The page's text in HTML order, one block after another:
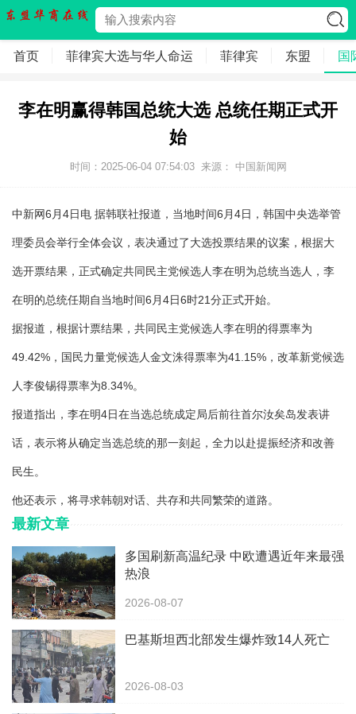
首页 菲律宾大选与华人命运 菲律宾 东盟 国
李在明赢得韩国总统大选 总统任期正式开
始
时间：2025-06-04 07:54:03 来源： 中国新闻网
中新网6月4日电 据韩联社报道，当地时间6月4日，韩国中央选举管
理委员会举行全体会议，表决通过了大选投票结果的议案，根据大
选开票结果，正式确定共同民主党候选人李在明为总统当选人，李
在明的总统任期自当地时间6月4日6时21分正式开始。
据报道，根据计票结果，共同民主党候选人李在明的得票率为
49.42%，国民力量党候选人金文洙得票率为41.15%，改革新党候选
人李俊锡得票率为8.34%。
报道指出，李在明4日在当选总统成定局后前往首尔汝矣岛发表讲
话，表示将从确定当选总统的那一刻起，全力以赴提振经济和改善
民生。
他还表示，将寻求韩朝对话、共存和共同繁荣的道路。
最新文章
多国刷新高温纪录 中欧遭遇近年来最强
热浪
2026-08-07
巴基斯坦西北部发生爆炸致14人死亡
2026-08-03